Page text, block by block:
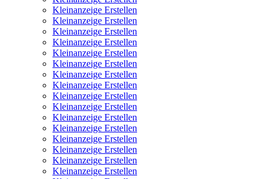
Kleinanzeige Erstellen
Kleinanzeige Erstellen
Kleinanzeige Erstellen
Kleinanzeige Erstellen
Kleinanzeige Erstellen
Kleinanzeige Erstellen
Kleinanzeige Erstellen
Kleinanzeige Erstellen
Kleinanzeige Erstellen
Kleinanzeige Erstellen
Kleinanzeige Erstellen
Kleinanzeige Erstellen
Kleinanzeige Erstellen
Kleinanzeige Erstellen
Kleinanzeige Erstellen
Kleinanzeige Erstellen